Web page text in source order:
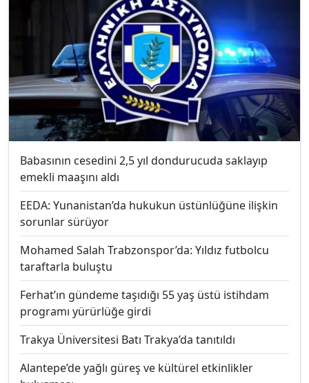
Babasının cesedini 2,5 yıl dondurucuda saklayıp
emekli maaşını aldı
EEDA: Yunanistan’da hukukun üstünlüğüne ilişkin
sorunlar sürüyor
Mohamed Salah Trabzonspor’da: Yıldız futbolcu
taraftarla buluştu
Ferhat’ın gündeme taşıdığı 55 yaş üstü istihdam
programı yürürlüğe girdi
Trakya Üniversitesi Batı Trakya’da tanıtıldı
Alantepe’de yağlı güreş ve kültürel etkinlikler